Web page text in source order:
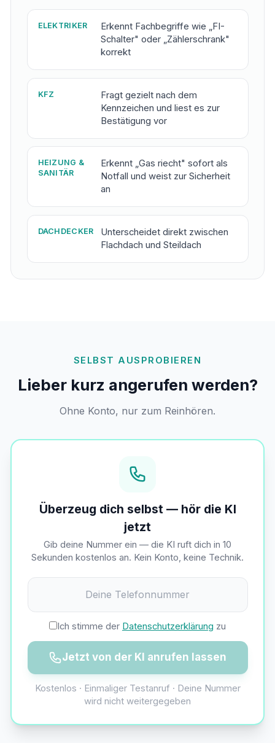
ELEKTRIKER
Erkennt Fachbegriffe wie „FI-
Schalter" oder „Zählerschrank"
korrekt
KFZ
Fragt gezielt nach dem
Kennzeichen und liest es zur
Bestätigung vor
HEIZUNG &
SANITÄR
Erkennt „Gas riecht" sofort als
Notfall und weist zur Sicherheit
an
DACHDECKER
Unterscheidet direkt zwischen
Flachdach und Steildach
SELBST AUSPROBIEREN
Lieber kurz angerufen werden?
Ohne Konto, nur zum Reinhören.
Überzeug dich selbst — hör die KI
jetzt
Gib deine Nummer ein — die KI ruft dich in 10
Sekunden kostenlos an. Kein Konto, keine Technik.
Ich stimme der Datenschutzerklärung zu
Jetzt von der KI anrufen lassen
Kostenlos · Einmaliger Testanruf · Deine Nummer
wird nicht weitergegeben